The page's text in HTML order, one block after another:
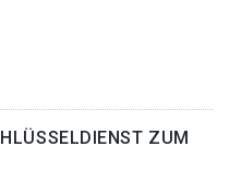
ZUM